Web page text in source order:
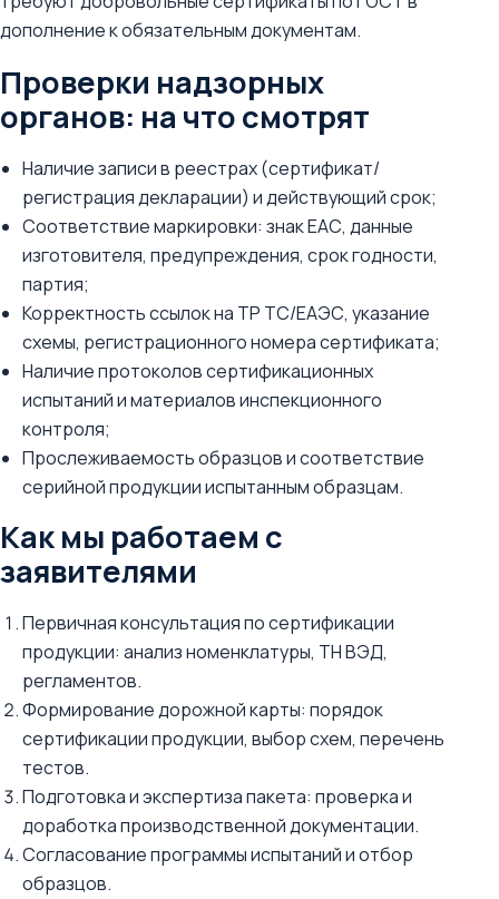
дополнение к обязательным документам.
Проверки надзорных
органов: на что смотрят
Наличие записи в реестрах (сертификат/
регистрация декларации) и действующий срок;
Соответствие маркировки: знак ЕАС, данные
изготовителя, предупреждения, срок годности,
партия;
Корректность ссылок на ТР ТС/ЕАЭС, указание
схемы, регистрационного номера сертификата;
Наличие протоколов сертификационных
испытаний и материалов инспекционного
контроля;
Прослеживаемость образцов и соответствие
серийной продукции испытанным образцам.
Как мы работаем с
заявителями
Первичная консультация по сертификации
продукции: анализ номенклатуры, ТН ВЭД,
регламентов.
Формирование дорожной карты: порядок
сертификации продукции, выбор схем, перечень
тестов.
Подготовка и экспертиза пакета: проверка и
доработка производственной документации.
Согласование программы испытаний и отбор
образцов.